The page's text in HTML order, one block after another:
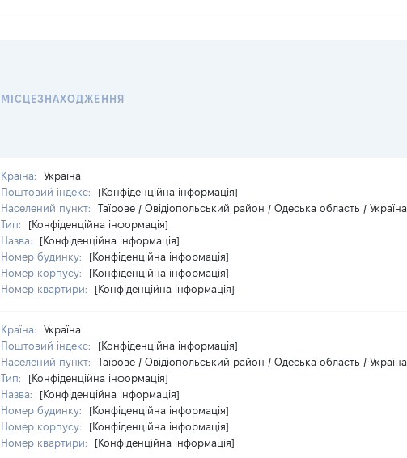
МІСЦЕЗНАХОДЖЕННЯ
Країна:
Україна
Поштовий індекс:
[Конфіденційна інформація]
Населений пункт:
Таїрове / Овідіопольський район / Одеська область / Україна
Тип:
[Конфіденційна інформація]
Назва:
[Конфіденційна інформація]
Номер будинку:
[Конфіденційна інформація]
Номер корпусу:
[Конфіденційна інформація]
Номер квартири:
[Конфіденційна інформація]
Країна:
Україна
Поштовий індекс:
[Конфіденційна інформація]
Населений пункт:
Таїрове / Овідіопольський район / Одеська область / Україна
Тип:
[Конфіденційна інформація]
Назва:
[Конфіденційна інформація]
Номер будинку:
[Конфіденційна інформація]
Номер корпусу:
[Конфіденційна інформація]
Номер квартири:
[Конфіденційна інформація]